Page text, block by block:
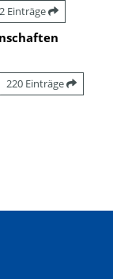
Einträge
220 Einträge